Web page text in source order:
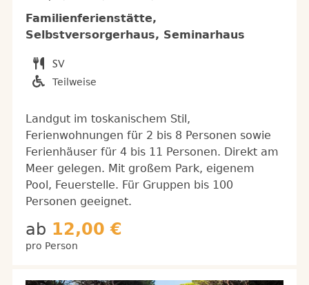
Familienferienstätte,
Selbstversorgerhaus, Seminarhaus
Teilweise
Landgut im toskanischem Stil,
Ferienwohnungen für 2 bis 8 Personen sowie
Ferienhäuser für 4 bis 11 Personen. Direkt am
Meer gelegen. Mit großem Park, eigenem
Pool, Feuerstelle. Für Gruppen bis 100
Personen geeignet.
ab 12,00 €
pro Person